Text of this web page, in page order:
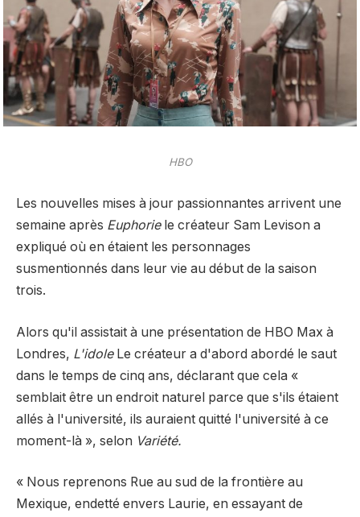
HBO
Les nouvelles mises à jour passionnantes arrivent une
semaine après Euphoriele créateur Sam Levison a
expliqué où en étaient les personnages
susmentionnés dans leur vie au début de la saison
trois.
Alors qu'il assistait à une présentation de HBO Max à
Londres, L'idole Le créateur a d'abord abordé le saut
dans le temps de cinq ans, déclarant que cela «
semblait être un endroit naturel parce que s'ils étaient
allés à l'université, ils auraient quitté l'université à ce
moment-là », selon Variété.
« Nous reprenons Rue au sud de la frontière au
Mexique, endetté envers Laurie, en essayant de